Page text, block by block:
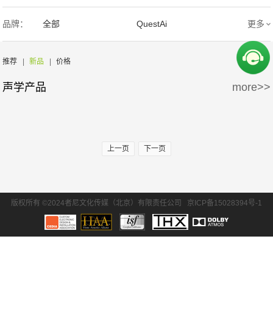
声学产品 智能产品
周边产品
3000-9999 1万-5万
5万-15万
30万-50万
品牌： 全部 QuestAi 更多
推荐 | 新品 | 价格
声学产品 more>>
上一页 下一页
版权所有 ©2024者尼文化传媒（北京）有限责任公司 京ICP备15028394号-1